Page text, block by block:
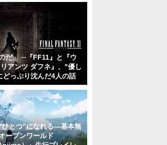
だ」 ─『FF11』と『ウ
アンツ ダフネ』、"優し
どっぷり沈んだ4人の話
ひとつ"になれる―基本無
ープンワールド